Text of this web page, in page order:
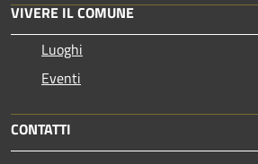
VIVERE IL COMUNE
Luoghi
Eventi
CONTATTI